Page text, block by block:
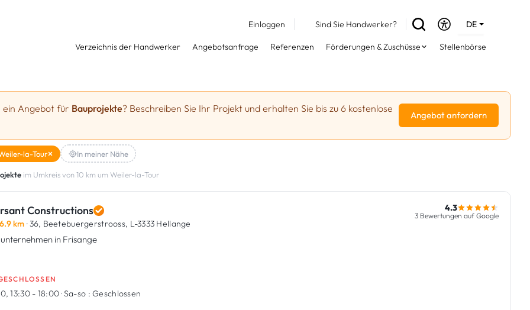
Einloggen Sind Sie Handwerker?
DE
EN
Verzeichnis der Handwerker Angebotsanfrage Referenzen Förderungen & Zuschüsse Stellenbörse
ein Angebot für Bauprojekte? Beschreiben Sie Ihr Projekt und erhalten Sie bis zu 6 kostenlose
Angebot anfordern
la-Tour In meiner Nähe
im Umkreis von 10 km um Weiler-la-Tour
Constructions
6.9 km · 36, Beetebuergerstrooss, L-3333 Hellange
in Frisange
4.3
3 Bewertungen auf Google
13:30 - 18:00·Sa-so : Geschlossen